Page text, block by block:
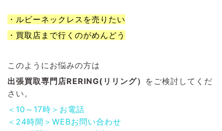
・ルビーネックレスを売りたい
・買取店まで行くのがめんどう
このようにお悩みの方は
出張買取専門店RERING(リリング） をご検討してくだ
さい。
＜10～17時＞お電話
＜24時間＞WEBお問い合わせ